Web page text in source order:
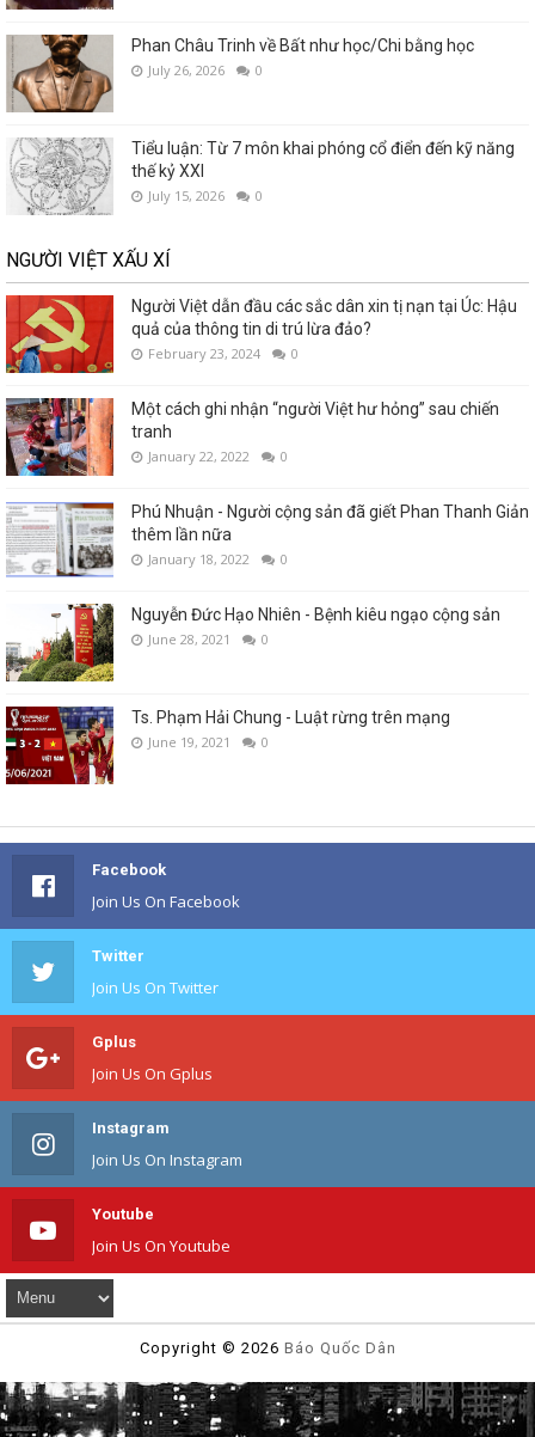
Phan Châu Trinh về Bất như học/Chi bằng học
July 26, 2026 0
Tiểu luận: Từ 7 môn khai phóng cổ điển đến kỹ năng
thế kỷ XXI
July 15, 2026 0
NGƯỜI VIỆT XẤU XÍ
Người Việt dẫn đầu các sắc dân xin tị nạn tại Úc: Hậu
quả của thông tin di trú lừa đảo?
February 23, 2024 0
Một cách ghi nhận “người Việt hư hỏng” sau chiến
tranh
January 22, 2022 0
Phú Nhuận - Người cộng sản đã giết Phan Thanh Giản
thêm lần nữa
January 18, 2022 0
Nguyễn Đức Hạo Nhiên - Bệnh kiêu ngạo cộng sản
June 28, 2021 0
Ts. Phạm Hải Chung - Luật rừng trên mạng
June 19, 2021 0
Facebook
Join Us On Facebook
Twitter
Join Us On Twitter
Gplus
Join Us On Gplus
Instagram
Join Us On Instagram
Youtube
Join Us On Youtube
Copyright © 2026 Báo Quốc Dân